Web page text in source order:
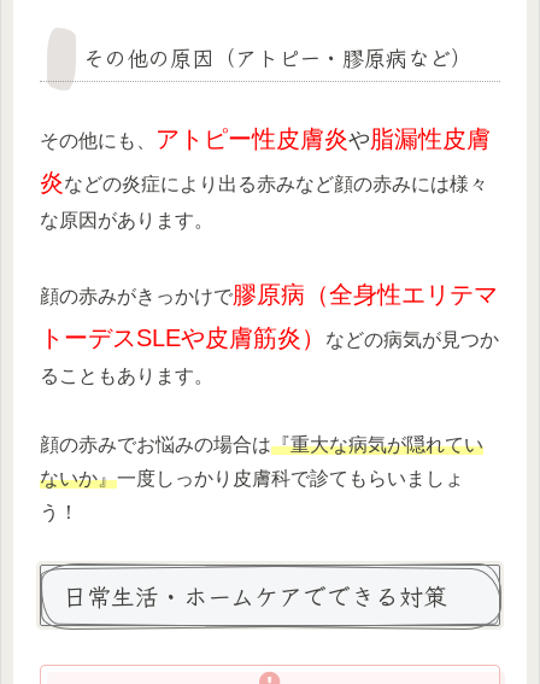
その他の原因（アトピー・膠原病など）
その他にも、 アトピー性皮膚炎や脂漏性皮膚
炎などの炎症により出る赤みなど顔の赤みには様々
な原因があります。
顔の赤みがきっかけで膠原病（全身性エリテマ
トーデスSLEや皮膚筋炎）
などの病気が見つか
ることもあります。
顔の赤みでお悩みの場合は『重大な病気が隠れてい
ないか』一度しっかり皮膚科で診てもらいましょ
う！
日常生活・ホームケアでできる対策